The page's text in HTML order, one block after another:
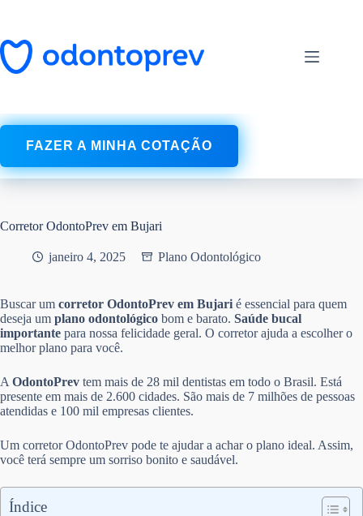
conteúdo
FAZER A MINHA COTAÇÃO
Corretor OdontoPrev em Bujari
janeiro 4, 2025 Plano Odontológico
Buscar um corretor OdontoPrev em Bujari é essencial para quem
deseja um plano odontológico bom e barato. Saúde bucal
importante para nossa felicidade geral. O corretor ajuda a escolher o
melhor plano para você.
A OdontoPrev tem mais de 28 mil dentistas em todo o Brasil. Está
presente em mais de 2.600 cidades. São mais de 7 milhões de pessoas
atendidas e 100 mil empresas clientes.
Um corretor OdontoPrev pode te ajudar a achar o plano ideal. Assim,
você terá sempre um sorriso bonito e saudável.
Índice